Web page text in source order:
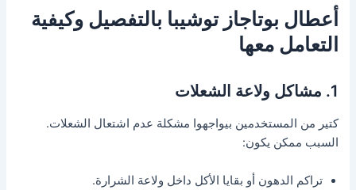
أعطال بوتاجاز توشيبا بالتفصيل وكيفية
التعامل معها
1. مشاكل ولاعة الشعلات
كتير من المستخدمين بيواجهوا مشكلة عدم اشتعال الشعلات.
السبب ممكن يكون:
تراكم الدهون أو بقايا الأكل داخل ولاعة الشرارة.